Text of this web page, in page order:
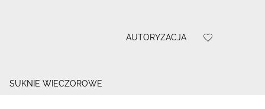
AUTORYZACJA
SUKNIE WIECZOROWE